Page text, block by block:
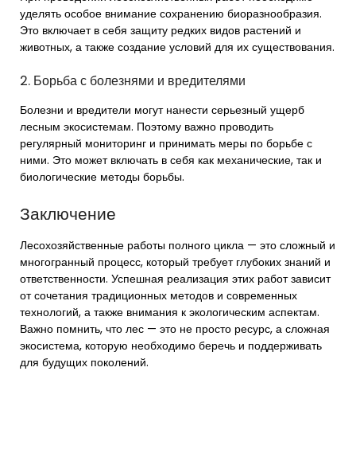
уделять особое внимание сохранению биоразнообразия.
Это включает в себя защиту редких видов растений и
животных, а также создание условий для их существования.
2. Борьба с болезнями и вредителями
Болезни и вредители могут нанести серьезный ущерб
лесным экосистемам. Поэтому важно проводить
регулярный мониторинг и принимать меры по борьбе с
ними. Это может включать в себя как механические, так и
биологические методы борьбы.
Заключение
Лесохозяйственные работы полного цикла — это сложный и
многогранный процесс, который требует глубоких знаний и
ответственности. Успешная реализация этих работ зависит
от сочетания традиционных методов и современных
технологий, а также внимания к экологическим аспектам.
Важно помнить, что лес — это не просто ресурс, а сложная
экосистема, которую необходимо беречь и поддерживать
для будущих поколений.